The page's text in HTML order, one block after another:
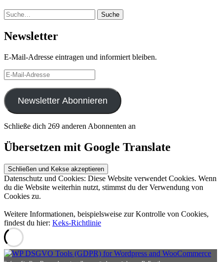
Suche Suche
Newsletter
E-Mail-Adresse eintragen und informiert bleiben.
E-
Mail-
Adresse
Newsletter Abonnieren
Schließe dich 269 anderen Abonnenten an
Übersetzen mit Google Translate
Datenschutz und Cookies: Diese Website verwendet Cookies. Wenn
du die Website weiterhin nutzt, stimmst du der Verwendung von
Cookies zu.
Weitere Informationen, beispielsweise zur Kontrolle von Cookies,
findest du hier: Keks-Richtlinie